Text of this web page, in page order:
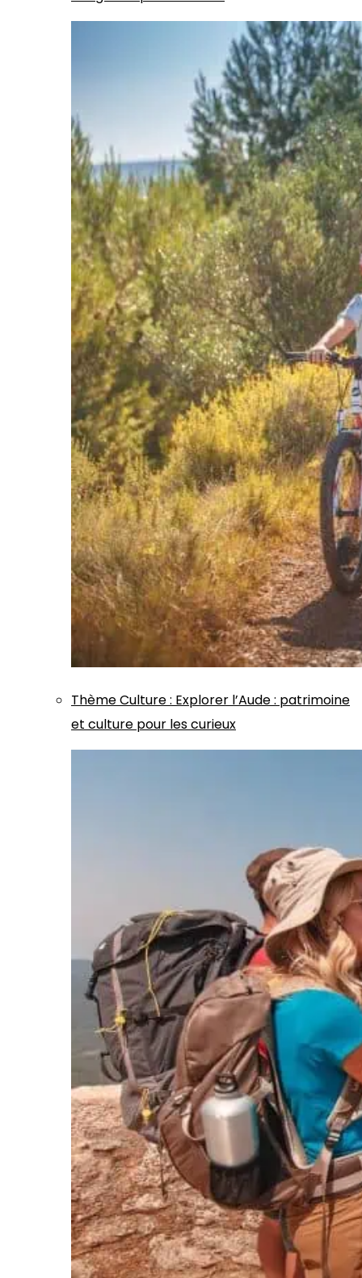
ThèmeCulture: Explorer l’Aude : patrimoine
et culture pour les curieux